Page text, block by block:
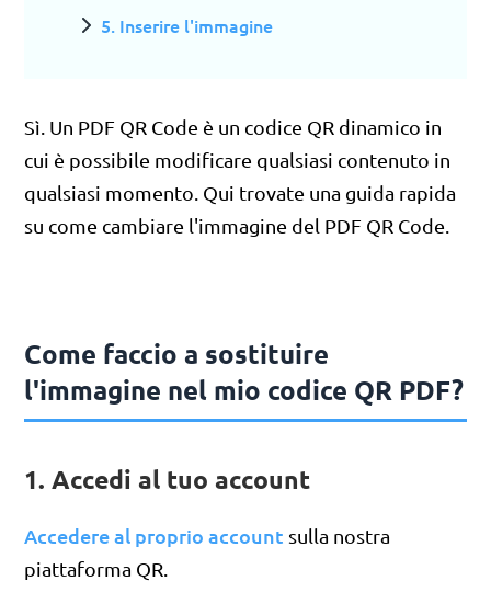
5. Inserire l'immagine
Sì. Un PDF QR Code è un codice QR dinamico in
cui è possibile modificare qualsiasi contenuto in
qualsiasi momento. Qui trovate una guida rapida
su come cambiare l'immagine del PDF QR Code.
Come faccio a sostituire
l'immagine nel mio codice QR PDF?
1. Accedi al tuo account
Accedere al proprio account sulla nostra
piattaforma QR.